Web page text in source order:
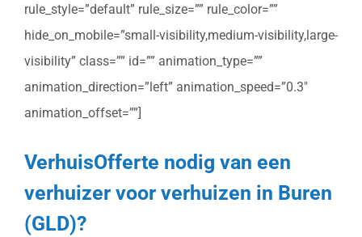
rule_style=”default” rule_size=”” rule_color=””
hide_on_mobile=”small-visibility,medium-visibility,large-
visibility” class=”” id=”” animation_type=””
animation_direction=”left” animation_speed=”0.3″
animation_offset=””]
VerhuisOfferte nodig van een
verhuizer voor verhuizen in Buren
(GLD)?